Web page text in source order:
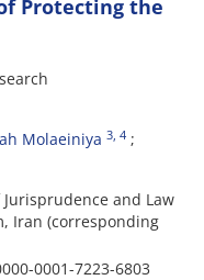
Protecting the
Molaeiniya 3 , 4
and Law
Iran (corresponding
0001-7223-6803